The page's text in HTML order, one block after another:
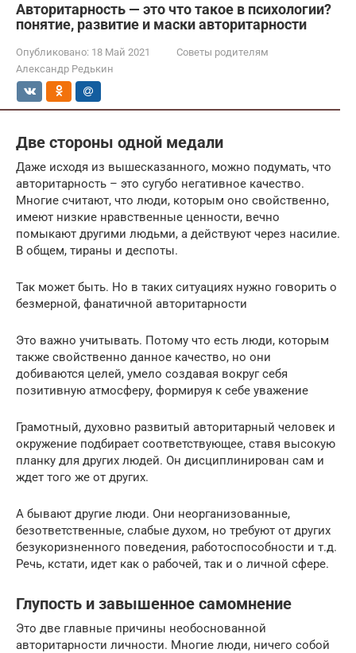
Авторитарность — это что такое в психологии?
понятие, развитие и маски авторитарности
Опубликовано: 18 Май 2021
Советы родителям
Александр Редькин
Две стороны одной медали
Даже исходя из вышесказанного, можно подумать, что
авторитарность – это сугубо негативное качество.
Многие считают, что люди, которым оно свойственно,
имеют низкие нравственные ценности, вечно
помыкают другими людьми, а действуют через насилие.
В общем, тираны и деспоты.
Так может быть. Но в таких ситуациях нужно говорить о
безмерной, фанатичной авторитарности
Это важно учитывать. Потому что есть люди, которым
также свойственно данное качество, но они
добиваются целей, умело создавая вокруг себя
позитивную атмосферу, формируя к себе уважение
Грамотный, духовно развитый авторитарный человек и
окружение подбирает соответствующее, ставя высокую
планку для других людей. Он дисциплинирован сам и
ждет того же от других.
А бывают другие люди. Они неорганизованные,
безответственные, слабые духом, но требуют от других
безукоризненного поведения, работоспособности и т.д.
Речь, кстати, идет как о рабочей, так и о личной сфере.
Глупость и завышенное самомнение
Это две главные причины необоснованной
авторитарности личности. Многие люди, ничего собой